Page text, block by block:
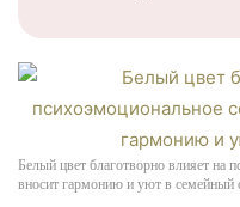
Белый цвет благотворно влияет на
вносит гармонию и уют в семейный